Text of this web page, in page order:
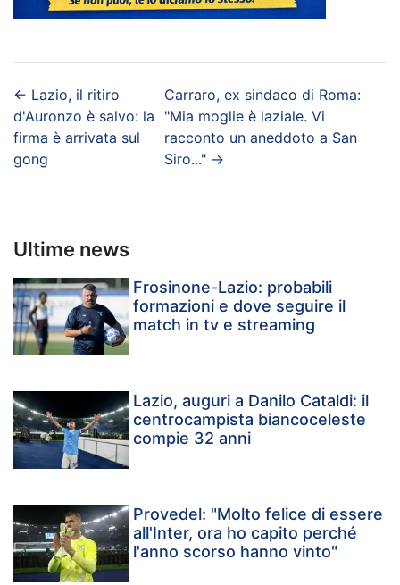
← Lazio, il ritiro
d'Auronzo è salvo: la
firma è arrivata sul
gong
Carraro, ex sindaco di Roma:
"Mia moglie è laziale. Vi
racconto un aneddoto a San
Siro..."→
Ultime news
Frosinone-Lazio: probabili
formazioni e dove seguire il
match in tv e streaming
Lazio, auguri a Danilo Cataldi: il
centrocampista biancoceleste
compie 32 anni
Provedel: "Molto felice di essere
all'Inter, ora ho capito perché
l'anno scorso hanno vinto"